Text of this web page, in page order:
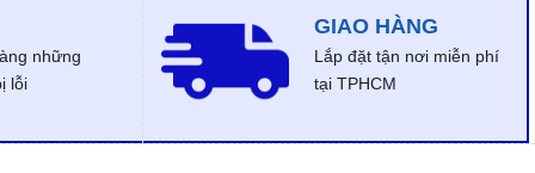
những
lỗi
GIAO HÀNG
Lắp đặt tận nơi miễn phí
tại TPHCM